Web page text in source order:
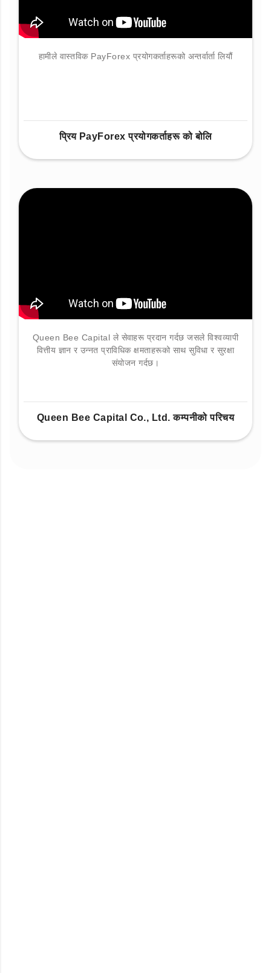
हामीले वास्तविक PayForex प्रयोगकर्ताहरूको अन्तर्वार्ता लियौं
प्रिय PayForex प्रयोगकर्ताहरू को बोलि
Queen Bee Capital ले सेवाहरू प्रदान गर्दछ जसले विश्वव्यापी
वित्तीय ज्ञान र उन्नत प्राविधिक क्षमताहरूको साथ सुविधा र सुरक्षा
संयोजन गर्दछ।
Queen Bee Capital Co., Ltd. कम्पनीको परिचय